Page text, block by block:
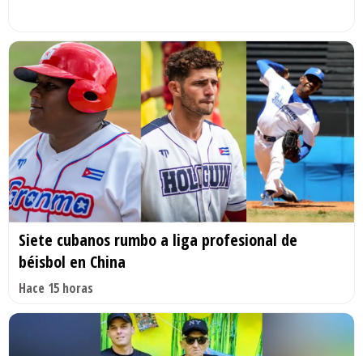
Siete cubanos rumbo a liga profesional de
béisbol en China
Hace 15 horas